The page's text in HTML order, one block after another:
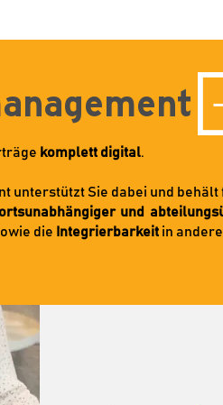
komplett digital.
unterstützt Sie dabei und
ortsunabhängiger und
die Integrierbarkeit in